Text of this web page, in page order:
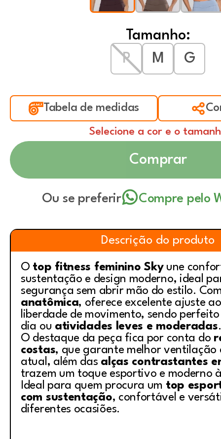
Tamanho:
P
M G
Tabela de medidas
Selecione a cor e o
Comprar
Ou se preferir Compre pelo
Descrição do produto
O top fitness feminino Skyune
sustentação e design moderno, ideal
segurança sem abrir mão do estilo.
anatômica, oferece excelente ajuste
liberdade de movimento, sendo
dia ou atividades leves e moderadas.
O destaque da peça fica por conta do
costas, que garante melhor ventilação
atual, além das alças contrastantes
trazem um toque esportivo e moderno
Ideal para quem procura um top
com sustentação, confortável e
diferentes ocasiões.